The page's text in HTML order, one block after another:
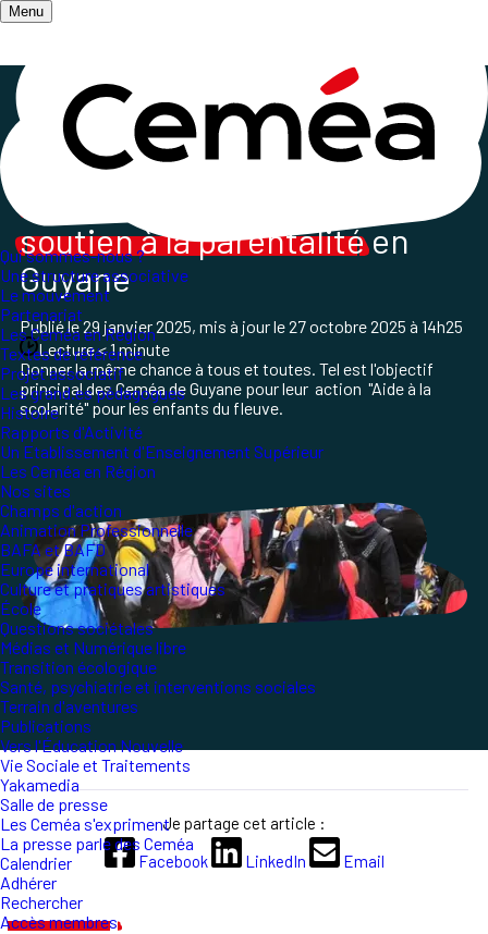
Menu
Qui sommes-nous ?
Une structure associative
Le mouvement
Partenariat
Les Ceméa en Région
Textes de référence
Projet associatif
Les grand.es pédagogues
Histoire
Rapports d'Activité
Un Etablissement d'Enseignement Supérieur
Les Ceméa en Région
Nos sites
Champs d'action
Animation Professionnelle
BAFA et BAFD
Europe international
Culture et pratiques artistiques
École
Questions sociétales
Médias et Numérique libre
Transition écologique
Santé, psychiatrie et interventions sociales
Terrain d'aventures
Publications
Vers l'Éducation Nouvelle
Vie Sociale et Traitements
Yakamedia
Salle de presse
Les Ceméa s'expriment
La presse parle des Ceméa
Calendrier
Adhérer
Rechercher
Accès membres
Accueil/ Qui sommes-nous ? / Les Ceméa en Région
Action Phare en Guyane
soutien à la parentalitéen
Guyane
Publié le29 janvier 2025, mis à jour le27 octobre 2025 à 14h25
Lecture < 1 minute
Donner la même chance à tous et toutes. Tel est l'objectif
principal des Ceméa de Guyane pour leur action "Aide à la
scolarité" pour les enfants du fleuve.
Je partage cet article :
Facebook
LinkedIn Email